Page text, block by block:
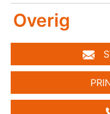
Overig